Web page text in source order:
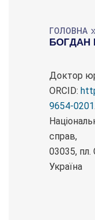
ГОЛОВНА
БОГДАН
Доктор
ORCID:
9654-0201.
справ,
03035, пл.
Україна